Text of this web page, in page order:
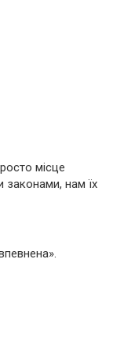
місце
законами, нам їх